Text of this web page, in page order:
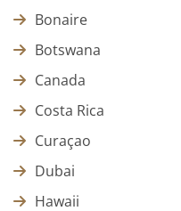
Bonaire
Botswana
Canada
Costa Rica
Curaçao
Dubai
Hawaii